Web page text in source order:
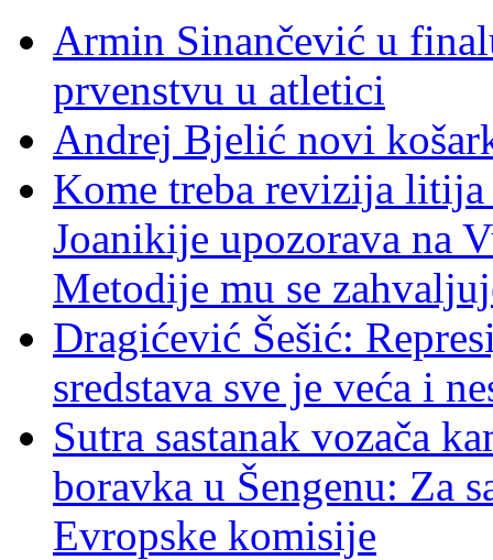
Armin Sinančević u
prvenstvu u atletici
Andrej Bjelić novi
Kome treba revizija
Joanikije upozorava na
Metodije mu se
Dragićević Šešić:
sredstava sve je veća i
Sutra sastanak vozača
boravka u Šengenu: Za
Evropske komisije